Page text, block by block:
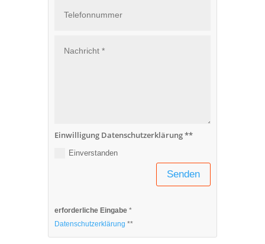
Einwilligung Datenschutzerklärung **
Einverstanden
Senden
erforderliche Eingabe*
Datenschutzerklärung **